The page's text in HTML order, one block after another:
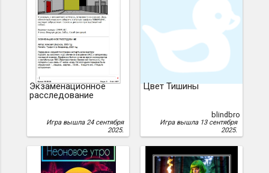
Экзаменационное
расследование
Игра вышла 24 сентября
2025.
Цвет Тишины
blindbro
Игра вышла 13 сентября
2025.